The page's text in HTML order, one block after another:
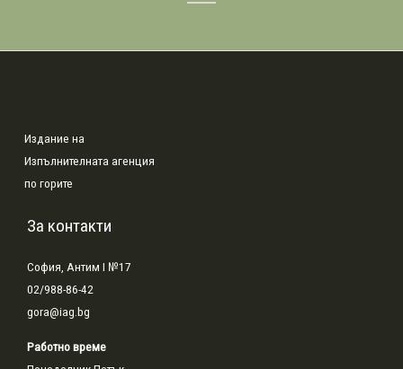
Издание на
Изпълнителната агенция
по горите
За контакти
София, Антим I №17
02/988-86-42
gora@iag.bg
Работно време